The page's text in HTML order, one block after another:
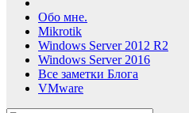
Обо мне.
Mikrotik
Windows Server 2012 R2
Windows Server 2016
Все заметки Блога
VMware